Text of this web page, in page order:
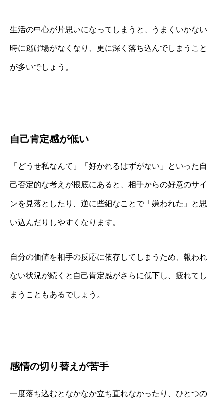
生活の中心が片思いになってしまうと、うまくいかない
時に逃げ場がなくなり、更に深く落ち込んでしまうこと
が多いでしょう。
自己肯定感が低い
「どうせ私なんて」「好かれるはずがない」といった自
己否定的な考えが根底にあると、相手からの好意のサイ
ンを見落としたり、逆に些細なことで「嫌われた」と思
い込んだりしやすくなります。
自分の価値を相手の反応に依存してしまうため、報われ
ない状況が続くと自己肯定感がさらに低下し、疲れてし
まうこともあるでしょう。
感情の切り替えが苦手
一度落ち込むとなかなか立ち直れなかったり、ひとつの